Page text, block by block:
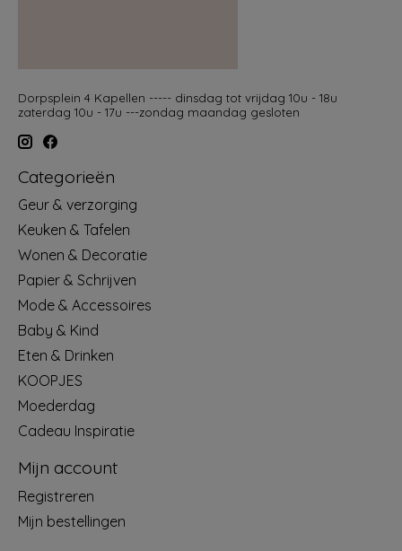
Dorpsplein 4 Kapellen ----- dinsdag tot vrijdag 10u - 18u
zaterdag 10u - 17u ---zondag maandag gesloten
Categorieën
Geur & verzorging
Keuken & Tafelen
Wonen & Decoratie
Papier & Schrijven
Mode & Accessoires
Baby & Kind
Eten & Drinken
KOOPJES
Moederdag
Cadeau Inspiratie
Mijn account
Registreren
Mijn bestellingen